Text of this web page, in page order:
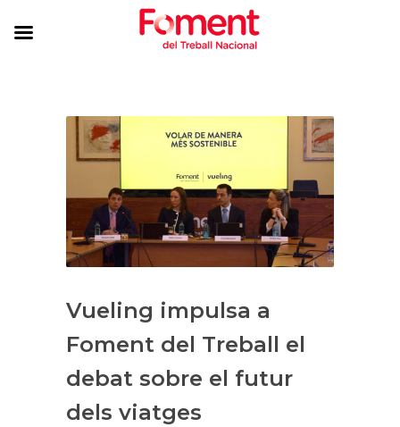
Vueling impulsa a
Foment del Treball el
debat sobre el futur
dels viatges